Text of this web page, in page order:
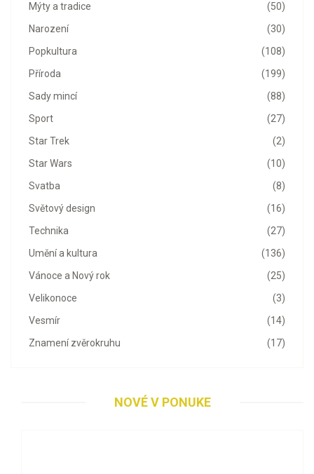
(50)
Mýty a tradice
(30)
Narození
(108)
Popkultura
(199)
Příroda
(88)
Sady mincí
(27)
Sport
(2)
Star Trek
(10)
Star Wars
(8)
Svatba
(16)
Světový design
(27)
Technika
(136)
Umění a kultura
(25)
Vánoce a Nový rok
(3)
Velikonoce
(14)
Vesmír
(17)
Znamení zvěrokruhu
NOVÉ V PONUKE